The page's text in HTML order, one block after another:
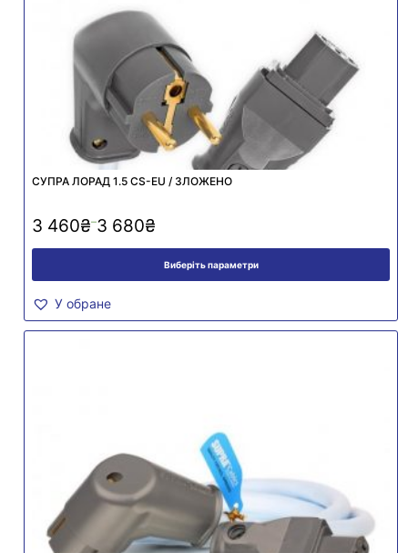
СУПРА ЛОРАД 1.5 CS-EU / ЗЛОЖЕНО
3 460₴–3 680₴
Виберіть параметри
У обране